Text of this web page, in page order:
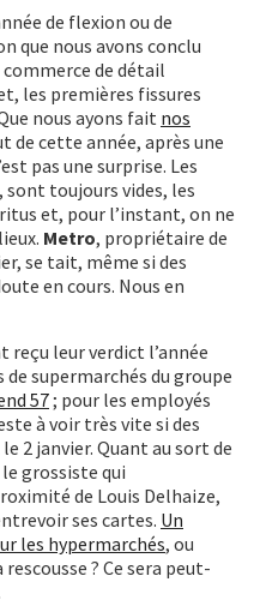
de flexion ou de
que nous avons conclu
commerce de détail
les premières fissures
nous ayons fait nos
de cette année, après une
pas une surprise. Les
sont toujours vides, les
et, pour l’instant, on ne
Metro, propriétaire de
se tait, même si des
en cours. Nous en
leur verdict l’année
de supermarchés du groupe
57; pour les employés
à voir très vite si des
2 janvier. Quant au sort de
le grossiste qui
de Louis Delhaize,
ses cartes. Un
les hypermarchés, ou
? Ce sera peut-